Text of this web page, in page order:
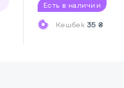
Есть в наличии
Кешбек35 ₴